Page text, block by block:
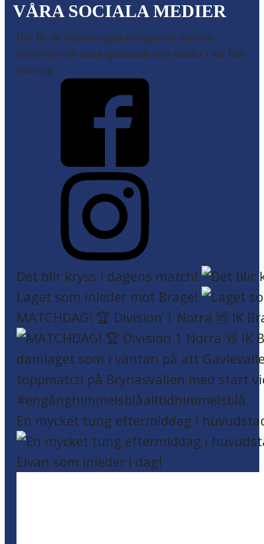
VÅRA SOCIALA MEDIER
Här får du löpande uppdateringar om matcher,
nyförvärv och annat spännande som händer i vår fina
förening.
Det blir kryss i dagens match!
Laget som inleder mot Brage!
MATCHDAG! 🏆 Division 1 Norra 🆚 IK
En mycket tung eftermiddag i
Elvan som inleder i dag!